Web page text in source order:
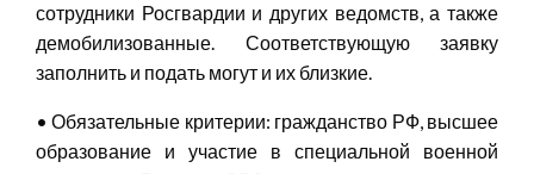
сотрудники Росгвардии и других ведомств, а также
демобилизованные. Соответствующую заявку
заполнить и подать могут и их близкие.
• Обязательные критерии: гражданство РФ, высшее
образование и участие в специальной военной